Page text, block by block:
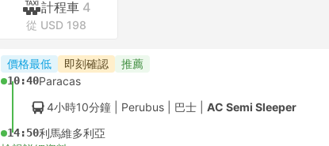
計程車 4
從 USD 198
價格最低 即刻確認 推薦
10:40Paracas
4小時10分鐘 | Perubus 巴士 AC Semi Sleeper
14:50利馬維多利亞